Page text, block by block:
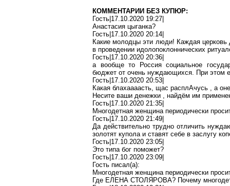
КОММЕНТАРИИ БЕЗ КУПЮР:
Гость|17.10.2020 19:27|
Анастасия цыганка?
Гость|17.10.2020 20:14|
Какие молодцы эти люди! Каждая
в проведении идолопоклоннических
Гость|17.10.2020 20:36|
а вообще то Россия социальное
бюджет от очень нуждающихся. При этом
Гость|17.10.2020 20:53|
Какая блахаааасть, щас расплАчусь , а оне
Несите ваши денежки , найдём им
Гость|17.10.2020 21:35|
Многодетная женщина периодически
Гость|17.10.2020 21:49|
Да действительно трудно отличить
золотят купола и ставят себе в заслугу
Гость|17.10.2020 23:05|
Это типа бог поможет?
Гость|17.10.2020 23:09|
Гость писал(a):
Многодетная женщина периодически
Где ЕЛЕНА СТОЛЯРОВА? Почему